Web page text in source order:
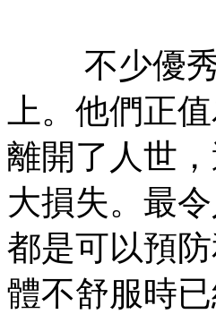
不少優秀
上。他們正
離開了人世
大損失。最
都是可以預
體不舒服時